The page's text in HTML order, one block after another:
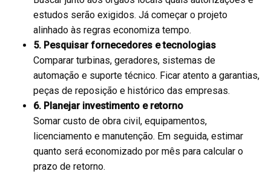
estudos serão exigidos. Já começar o projeto
alinhado às regras economiza tempo.
5. Pesquisar fornecedores e tecnologias
Comparar turbinas, geradores, sistemas de
automação e suporte técnico. Ficar atento a garantias,
peças de reposição e histórico das empresas.
6. Planejar investimento e retorno
Somar custo de obra civil, equipamentos,
licenciamento e manutenção. Em seguida, estimar
quanto será economizado por mês para calcular o
prazo de retorno.